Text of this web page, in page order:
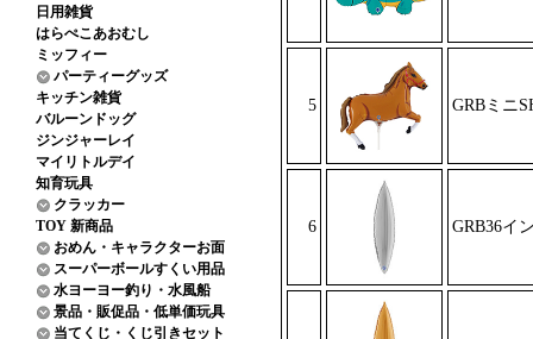
日用雑貨
はらぺこあおむし
ミッフィー
パーティーグッズ
キッチン雑貨
バルーンドッグ
ジンジャーレイ
マイリトルデイ
知育玩具
クラッカー
TOY 新商品
おめん・キャラクターお面
スーパーボールすくい用品
水ヨーヨー釣り・水風船
景品・販促品・低単価玩具
当てくじ・くじ引きセット
5 GRBミニ
6 GRB36イ